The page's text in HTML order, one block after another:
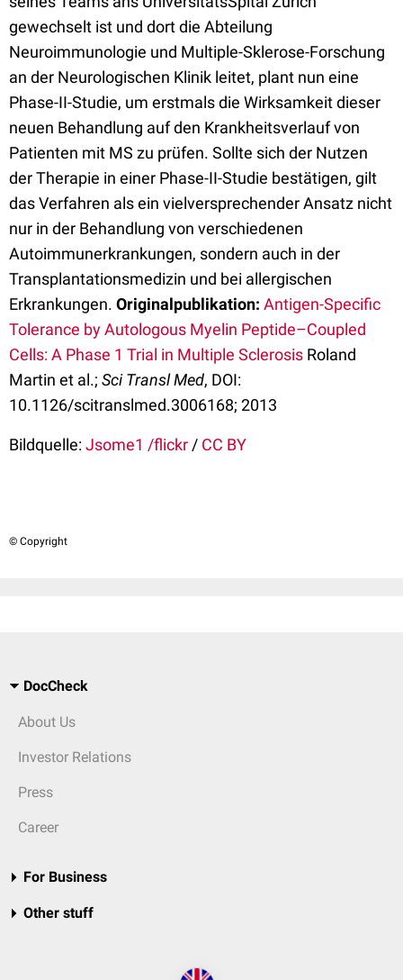
gewechselt ist und dort die Abteilung
Neuroimmunologie und Multiple-Sklerose-Forschung
an der Neurologischen Klinik leitet, plant nun eine
Phase-II-Studie, um erstmals die Wirksamkeit dieser
neuen Behandlung auf den Krankheitsverlauf von
Patienten mit MS zu prüfen. Sollte sich der Nutzen
der Therapie in einer Phase-II-Studie bestätigen, gilt
das Verfahren als ein vielversprechender Ansatz nicht
nur in der Behandlung von verschiedenen
Autoimmunerkrankungen, sondern auch in der
Transplantationsmedizin und bei allergischen
Erkrankungen. Originalpublikation: Antigen-Specific
Tolerance by Autologous Myelin Peptide–Coupled
Cells: A Phase 1 Trial in Multiple Sclerosis Roland
Martin et al.; Sci Transl Med, DOI:
10.1126/scitranslmed.3006168; 2013
Bildquelle:Jsome1 /flickr / CC BY
© Copyright
DocCheck
About Us
Investor Relations
Press
Career
For Business
Other stuff